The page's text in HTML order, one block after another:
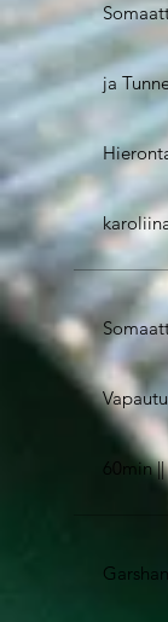
ja
60min